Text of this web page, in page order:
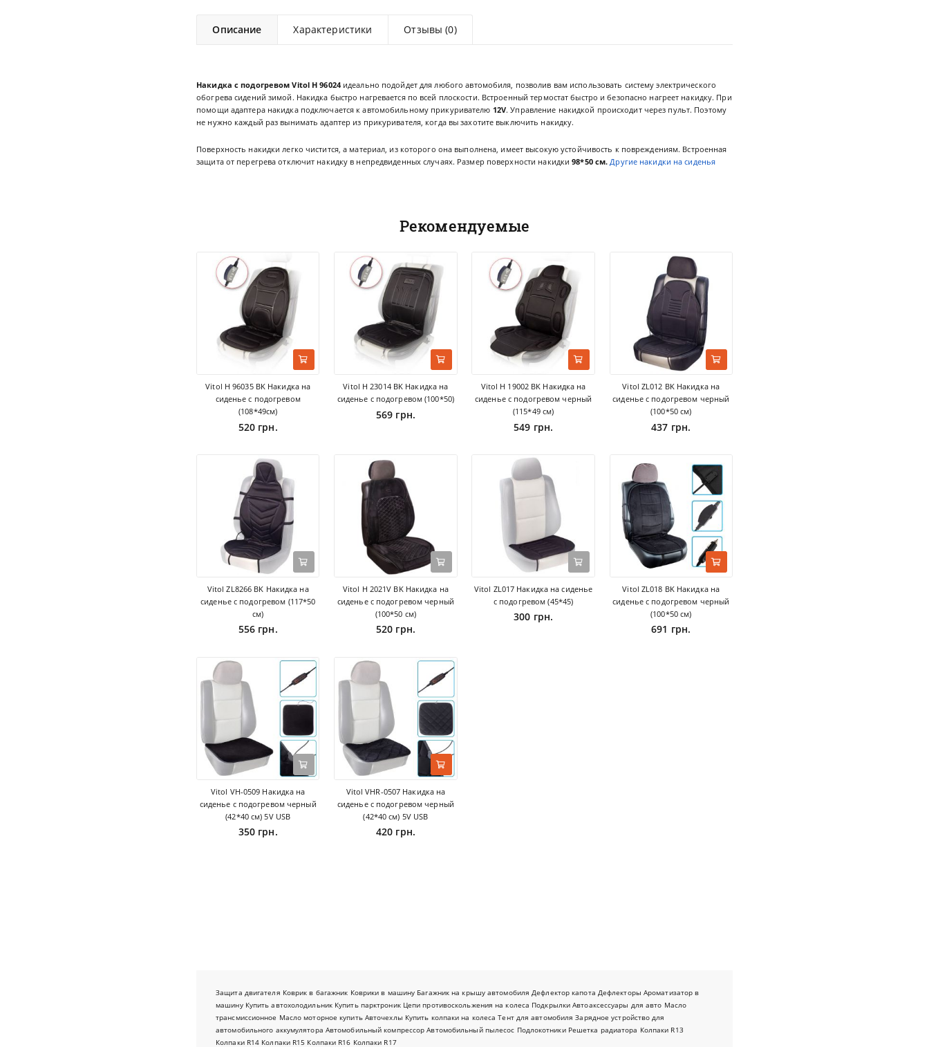
Описание Характеристики Отзывы (0)
Накидка с подогревом Vitol H 96024идеально подойдет для любого автомобиля, позволив вам использовать систему электрического
обогрева сидений зимой. Накидка быстро нагревается по всей плоскости. Встроенный термостат быстро и безопасно нагреет накидку. При
помощи адаптера накидка подключается к автомобильному прикуривателю 12V. Управление накидкой происходит через пульт. Поэтому
не нужно каждый раз вынимать адаптер из прикуривателя, когда вы захотите выключить накидку.
Поверхность накидки легко чистится, а материал, из которого она выполнена, имеет высокую устойчивость к повреждениям. Встроенная
защита от перегрева отключит накидку в непредвиденных случаях. Размер поверхности накидки98*50 см. Другие накидки на сиденья
Рекомендуемые
Vitol H 96035 BK Накидка на
сиденье с подогревом
(108*49см)
520 грн.
Vitol H 23014 BK Накидка на
сиденье с подогревом (100*50)
569 грн.
Vitol H 19002 BK Накидка на
сиденье с подогревом черный
(115*49 см)
549 грн.
Vitol ZL012 BK Накидка на
сиденье с подогревом черный
(100*50 см)
437 грн.
Vitol ZL8266 BK Накидка на
сиденье с подогревом (117*50
см)
556 грн.
Vitol H 2021V BK Накидка на
сиденье с подогревом черный
(100*50 см)
520 грн.
Vitol ZL017 Накидка на сиденье
с подогревом (45*45)
300 грн.
Vitol ZL018 BK Накидка на
сиденье с подогревом черный
(100*50 см)
691 грн.
Vitol VH-0509 Накидка на
сиденье с подогревом черный
(42*40 см) 5V USB
350 грн.
Vitol VHR-0507 Накидка на
сиденье с подогревом черный
(42*40 см) 5V USB
420 грн.
Защита двигателя Коврик в багажник Коврики в машину Багажник на крышу автомобиля Дефлектор капота Дефлекторы Ароматизатор в
машину Купить автохолодильник Купить парктроник Цепи противоскольжения на колеса Подкрылки Автоаксессуары для авто Масло
трансмиссионное Масло моторное купить Авточехлы Купить колпаки на колеса Тент для автомобиля Зарядное устройство для
автомобильного аккумулятора Автомобильный компрессор Автомобильный пылесос Подлокотники Решетка радиатора Колпаки R13
Колпаки R14 Колпаки R15 Колпаки R16 Колпаки R17